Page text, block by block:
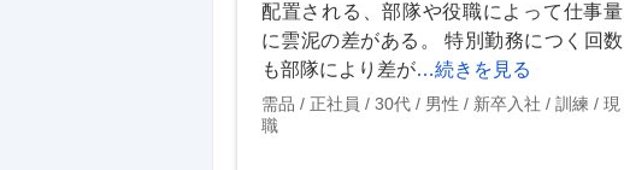
配置される、部隊や役職によって仕事量
に雲泥の差がある。 特別勤務につく回数
も部隊により差が…続きを見る
需品 正社員 30代 男性 新卒入社 訓練
現
職